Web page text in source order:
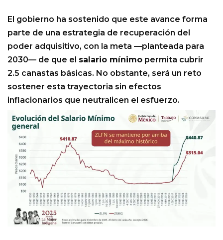
El gobierno ha sostenido que este avance forma
parte de una estrategia de recuperación del
poder adquisitivo, con la meta —planteada para
2030— de que el salario mínimo permita cubrir
2.5 canastas básicas. No obstante, será un reto
sostener esta trayectoria sin efectos
inflacionarios que neutralicen el esfuerzo.